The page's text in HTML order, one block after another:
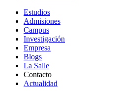
Estudios
Admisiones
Campus
Investigación
Empresa
Blogs
La Salle
Contacto
Actualidad